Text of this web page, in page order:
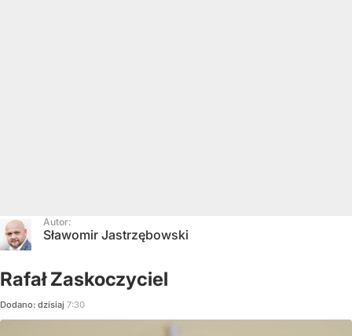
Autor:
Sławomir Jastrzębowski
Rafał Zaskoczyciel
Dodano: dzisiaj 7:30